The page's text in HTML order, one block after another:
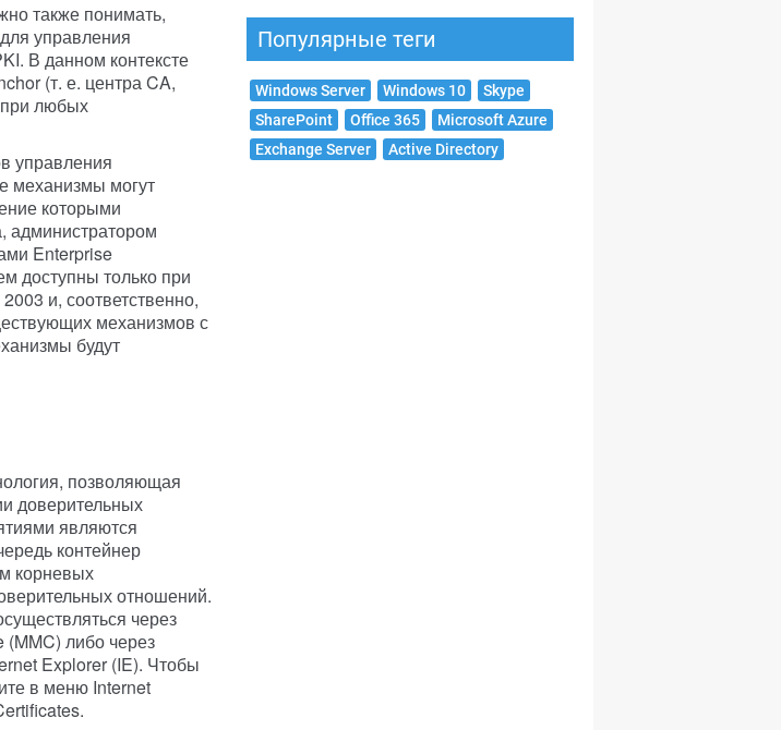
также понимать,
управления
В данном контексте
(т. е. центра CA,
при любых
управления
механизмы могут
которыми
администратором
Enterprise
доступны только при
и, соответственно,
механизмов с
будут
позволяющая
доверительных
являются
контейнер
корневых
отношений.
через
(MMC) либо через
Explorer (IE). Чтобы
в меню Internet
Популярные теги
Windows Server Windows 10
Skype
SharePoint
Office 365
Microsoft Azure
Exchange Server
Active Directory